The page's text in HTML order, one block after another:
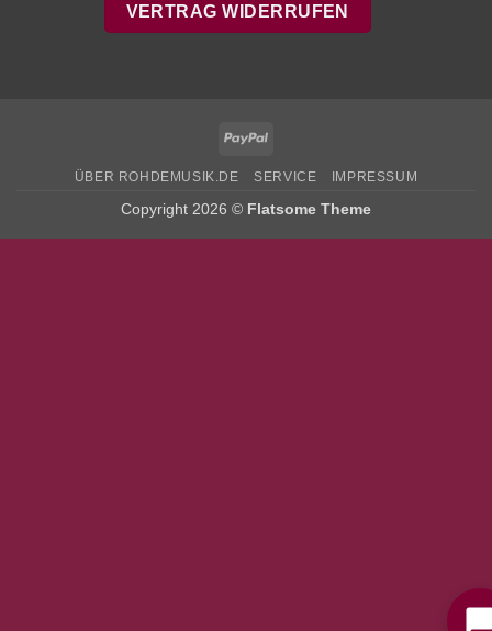
VERTRAG WIDERRUFEN
PayPal
ÜBER ROHDEMUSIK.DE SERVICE IMPRESSUM
Copyright 2026 © Flatsome Theme